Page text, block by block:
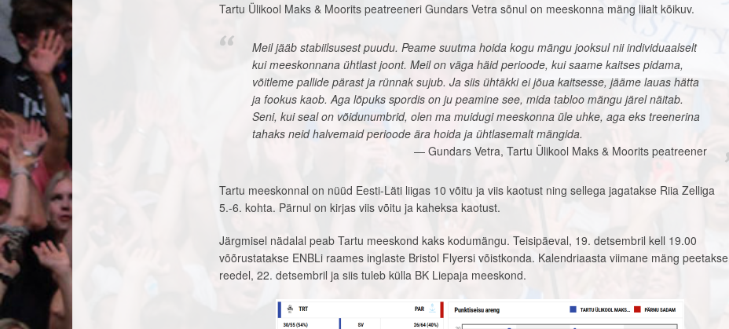
Tartu Ülikool Maks & Moorits peatreeneri Gundars Vetra sõnul on meeskonna mäng liialt kõikuv.
Meil jääb stabiilsusest puudu. Peame suutma hoida kogu mängu jooksul nii individuaalselt
kui meeskonnana ühtlast joont. Meil on väga häid perioode, kui saame kaitses pidama,
võitleme pallide pärast ja rünnak sujub. Ja siis ühtäkki ei jõua kaitsesse, jääme lauas hätta
ja fookus kaob. Aga lõpuks spordis on ju peamine see, mida tabloo mängu järel näitab.
Seni, kui seal on võidunumbrid, olen ma muidugi meeskonna üle uhke, aga eks treenerina
tahaks neid halvemaid perioode ära hoida ja ühtlasemalt mängida.
Gundars Vetra, Tartu Ülikool Maks & Moorits peatreener
Tartu meeskonnal on nüüd Eesti-Läti liigas 10 võitu ja viis kaotust ning sellega jagatakse Riia Zelliga
5.-6. kohta. Pärnul on kirjas viis võitu ja kaheksa kaotust.
Järgmisel nädalal peab Tartu meeskond kaks kodumängu. Teisipäeval, 19. detsembril kell 19.00
võõrustatakse ENBLi raames inglaste Bristol Flyersi võistkonda. Kalendriaasta viimane mäng peetakse
reedel, 22. detsembril ja siis tuleb külla BK Liepaja meeskond.